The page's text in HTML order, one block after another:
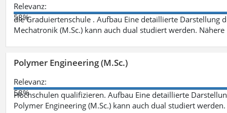
Relevanz:
58%
die Graduiertenschule . Aufbau Eine detaillierte Darstellung
Mechatronik (M.Sc.) kann auch dual studiert werden.
Polymer Engineering (M.Sc.)
Relevanz:
58%
Hochschulen qualifizieren. Aufbau Eine detaillierte
Polymer Engineering (M.Sc.) kann auch dual studiert